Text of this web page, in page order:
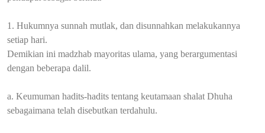
1. Hukumnya sunnah mutlak, dan disunnahkan melakukannya
setiap hari.
Demikian ini madzhab mayoritas ulama, yang berargumentasi
dengan beberapa dalil.
a. Keumuman hadits-hadits tentang keutamaan shalat Dhuha
sebagaimana telah disebutkan terdahulu.